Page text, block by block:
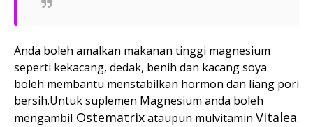
Anda boleh amalkan makanan tinggi magnesium
seperti kekacang, dedak, benih dan kacang soya
boleh membantu menstabilkan hormon dan liang pori
bersih.Untuk suplemen Magnesium anda boleh
mengambil Ostematrixataupun mulvitamin Vitalea.